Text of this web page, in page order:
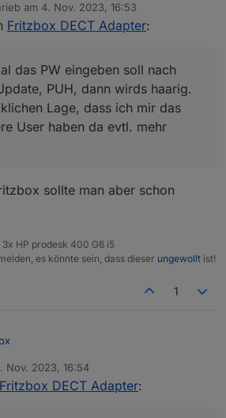
dem Update auf 2.5.5
04 17:39:04.598	error	API
04 17:39:04.598	error	no
04 17:39:04.597	error	API
nochmal das PW eingeben soll nach
dem Update, PUH, dann wirds haarig.
glücklichen Lage, dass ich mir das
am 4. Nov. 2023, 16:53
editiert von
Fritzbox DECT Adapter:
das PW eingeben soll nach
PUH, dann wirds haarig.
Lage, dass ich mir das
User haben da evtl. mehr
sollte man aber schon
HP prodesk 400 G6 i5
es könnte sein, dass dieser ungewollt ist!
1
dem Update auf 2.5.5
Nov. 2023, 16:54
von
Fritzbox DECT Adapter: